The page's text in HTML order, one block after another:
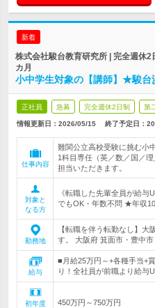
新着
株式会社駿台教育研究所 | 完全週休
カ月
小中学生対象の【講師】★駿台
正社員 急募 完全週休2日制 第
情報更新日：2026/05/15 終了予定日：
仕事内容
難関公立高校受験に挑む小
1科目専任（英／数／国／
担当いただきます。
対象と
なる方
《転職した先輩全員が給
でもOK・年数不問 ★年収
勤務地
【転職を伴う転勤なし】大
す。 大阪府 箕面市・豊中
給与
■月給25万円～+各種手当+
り！全社員が前職より給与
初年度
450万円～750万円